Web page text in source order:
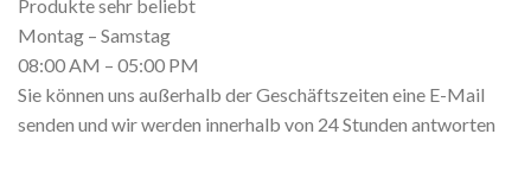
Produkte sehr beliebt
Montag – Samstag
08:00 AM – 05:00 PM
Sie können uns außerhalb der Geschäftszeiten eine E-Mail
senden und wir werden innerhalb von 24 Stunden antworten